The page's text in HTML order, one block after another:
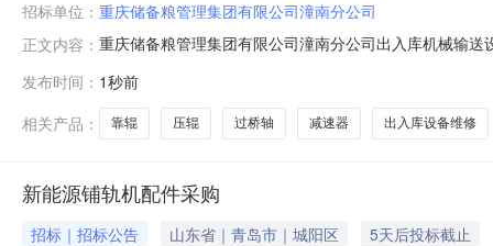
招标单位： 重庆储备粮管理集团有限公司潼南分公司
正文内容： 重庆储备粮管理集团有限公司潼南分公司出入库机械输
地点：重庆市潼南区小渡粮库、潼南储备库、塘坝粮库
维修保养出入库设备台22补仓机550-9
发布时间： 1秒前
相关产品：
靠辊 压辊 过桥轴 减速器 出入库设备维修
新能源铺轨机配件采购
招标｜招标公告 山东省｜青岛市｜城阳区
5天后投标截止